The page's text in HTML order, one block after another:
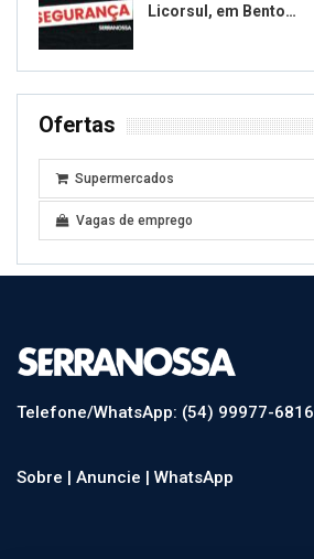
Licorsul, em Bento…
Ofertas
Supermercados
Vagas de emprego
Telefone/WhatsApp: (54) 99977-6816
Sobre | Anuncie | WhatsApp